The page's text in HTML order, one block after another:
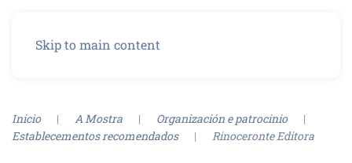
Skip to main content
Inicio A Mostra
Organización e patrocinio
Establecementos recomendados
Rinoceronte Editora